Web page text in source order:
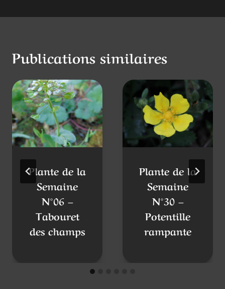
Publications similaires
Plante de la
Semaine
N°06 –
Tabouret
des champs
Plante de la
Semaine
N°30 –
Potentille
rampante